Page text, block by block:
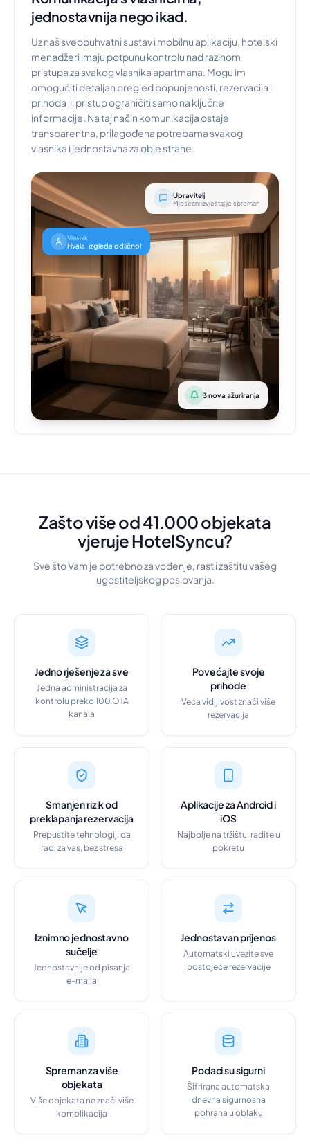
jednostavnija nego ikad.
Uz naš sveobuhvatni sustav i mobilnu aplikaciju, hotelski
menadžeri imaju potpunu kontrolu nad razinom
pristupa za svakog vlasnika apartmana. Mogu im
omogućiti detaljan pregled popunjenosti, rezervacija i
prihoda ili pristup ograničiti samo na ključne
informacije. Na taj način komunikacija ostaje
transparentna, prilagođena potrebama svakog
vlasnika i jednostavna za obje strane.
Upravitelj
Mjesečni izvještaj je spreman
Vlasnik
Hvala, izgleda odlično!
3 nova ažuriranja
Zašto više od 41.000 objekata
vjeruje HotelSyncu?
Sve što Vam je potrebno za vođenje, rast i zaštitu vašeg
ugostiteljskog poslovanja.
Jedno rješenje za sve
Jedna administracija za
kontrolu preko 100 OTA
kanala
Povećajte svoje
prihode
Veća vidljivost znači više
rezervacija
Smanjen rizik od
preklapanja rezervacija
Prepustite tehnologiji da
radi za vas, bez stresa
Aplikacije za Android i
iOS
Najbolje na tržištu, radite u
pokretu
Iznimno jednostavno
sučelje
Jednostavnije od pisanja
e-maila
Jednostavan prijenos
Automatski uvezite sve
postojeće rezervacije
Spreman za više
objekata
Više objekata ne znači više
komplikacija
Podaci su sigurni
Šifrirana automatska
dnevna sigurnosna
pohrana u oblaku